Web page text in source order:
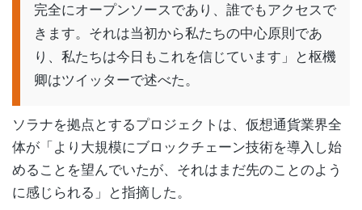
完全にオープンソースであり、誰でもアクセスで
きます。それは当初から私たちの中心原則であ
り、私たちは今日もこれを信じています」と枢機
卿はツイッターで述べた。
ソラナを拠点とするプロジェクトは、仮想通貨業界全
体が「より大規模にブロックチェーン技術を導入し始
めることを望んでいたが、それはまだ先のことのよう
に感じられる」と指摘した。